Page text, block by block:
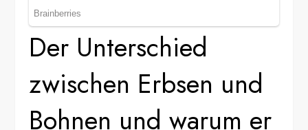
Der Unterschied
zwischen Erbsen und
Bohnen und warum er